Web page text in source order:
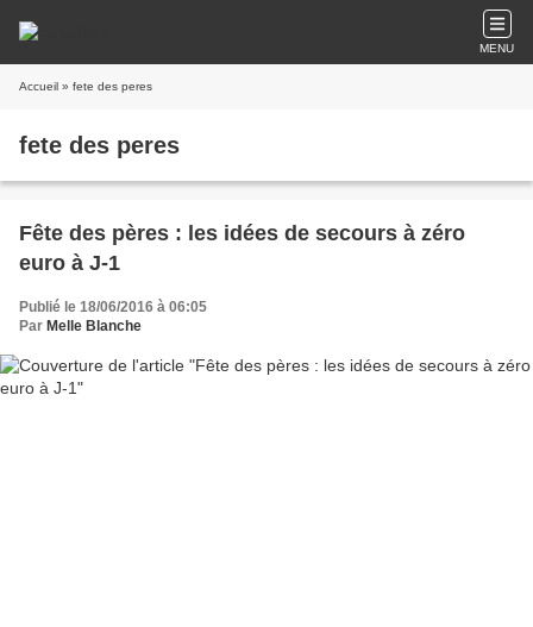
MENU
Accueil » fete des peres
fete des peres
Fête des pères : les idées de secours à zéro
euro à J-1
Publié le 18/06/2016 à 06:05
Par Melle Blanche